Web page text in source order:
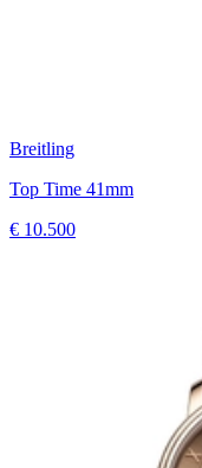
Breitling
Top Time 41mm
€ 10.500